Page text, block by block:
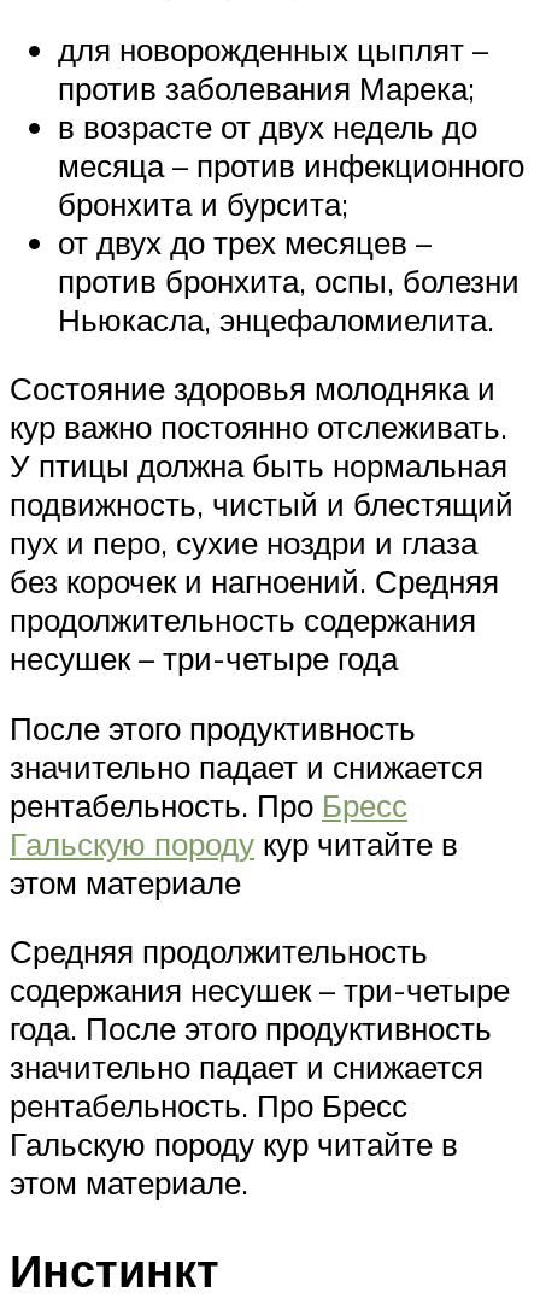
для новорожденных цыплят –
против заболевания Марека;
в возрасте от двух недель до
месяца – против инфекционного
бронхита и бурсита;
от двух до трех месяцев –
против бронхита, оспы, болезни
Ньюкасла, энцефаломиелита.
Состояние здоровья молодняка и
кур важно постоянно отслеживать.
У птицы должна быть нормальная
подвижность, чистый и блестящий
пух и перо, сухие ноздри и глаза
без корочек и нагноений. Средняя
продолжительность содержания
несушек – три-четыре года
После этого продуктивность
значительно падает и снижается
рентабельность. Про Бресс
Гальскую породу кур читайте в
этом материале
Средняя продолжительность
содержания несушек – три-четыре
года. После этого продуктивность
значительно падает и снижается
рентабельность. Про Бресс
Гальскую породу кур читайте в
этом материале.
Инстинкт